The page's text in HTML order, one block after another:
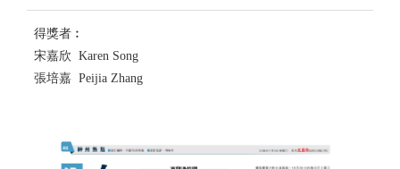
得獎者︰
宋嘉欣 Karen Song
張培嘉 Peijia Zhang